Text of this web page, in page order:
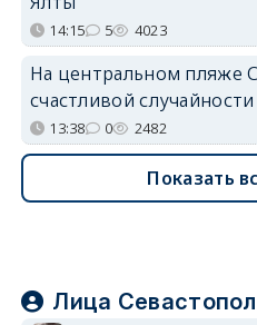
14:15 5 4023
На центральном пляже
счастливой
13:38 0 2482
Показать
Лица